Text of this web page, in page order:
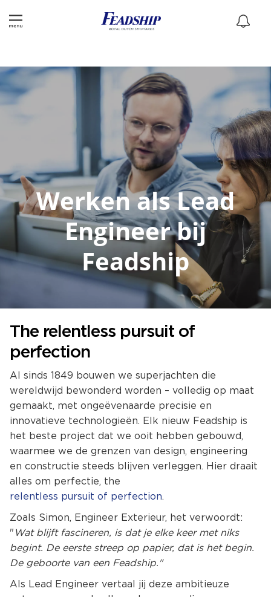
Werken als Lead
Engineer bij
Feadship
The relentless pursuit of
perfection
Al sinds 1849 bouwen we superjachten die
wereldwijd bewonderd worden – volledig op maat
gemaakt, met ongeëvenaarde precisie en
innovatieve technologieën. Elk nieuw Feadship is
het beste project dat we ooit hebben gebouwd,
waarmee we de grenzen van design, engineering
en constructie steeds blijven verleggen. Hier draait
alles om perfectie, the
relentless pursuit of perfection.
Zoals Simon, Engineer Exterieur, het verwoordt:
" Wat blijft fascineren, is dat je elke keer met niks
begint. De eerste streep op papier, dat is het begin.
De geboorte van een Feadship."
Als Lead Engineer vertaal jij deze ambitieuze